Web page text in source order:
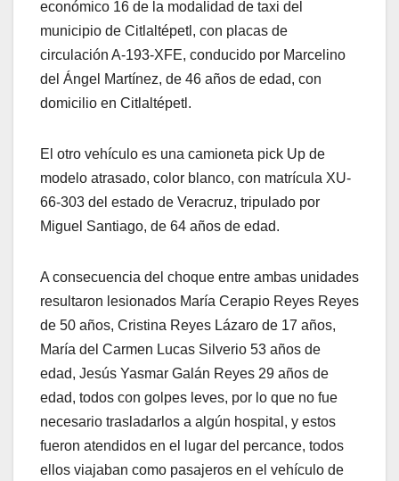
económico 16 de la modalidad de taxi del
municipio de Citlaltépetl, con placas de
circulación A-193-XFE, conducido por Marcelino
del Ángel Martínez, de 46 años de edad, con
domicilio en Citlaltépetl.
El otro vehículo es una camioneta pick Up de
modelo atrasado, color blanco, con matrícula XU-
66-303 del estado de Veracruz, tripulado por
Miguel Santiago, de 64 años de edad.
A consecuencia del choque entre ambas unidades
resultaron lesionados María Cerapio Reyes Reyes
de 50 años, Cristina Reyes Lázaro de 17 años,
María del Carmen Lucas Silverio 53 años de
edad, Jesús Yasmar Galán Reyes 29 años de
edad, todos con golpes leves, por lo que no fue
necesario trasladarlos a algún hospital, y estos
fueron atendidos en el lugar del percance, todos
ellos viajaban como pasajeros en el vehículo de